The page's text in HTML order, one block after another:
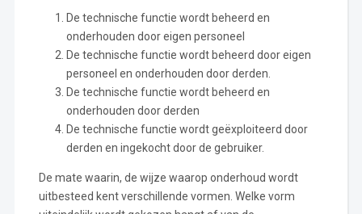
De technische functie wordt beheerd en
onderhouden door eigen personeel
De technische functie wordt beheerd door eigen
personeel en onderhouden door derden.
De technische functie wordt beheerd en
onderhouden door derden
De technische functie wordt geëxploiteerd door
derden en ingekocht door de gebruiker.
De mate waarin, de wijze waarop onderhoud wordt
uitbesteed kent verschillende vormen. Welke vorm